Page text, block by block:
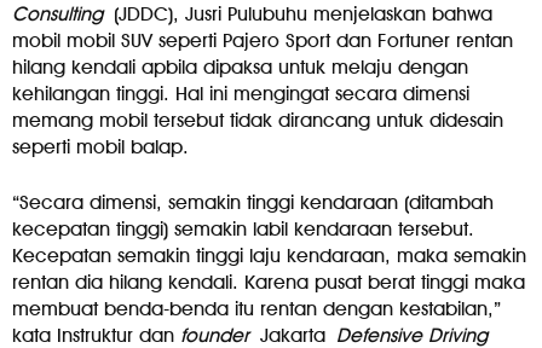
Consulting(JDDC), Jusri Pulubuhu menjelaskan bahwa
mobil mobil SUV seperti Pajero Sport dan Fortuner rentan
hilang kendali apbila dipaksa untuk melaju dengan
kehilangan tinggi. Hal ini mengingat secara dimensi
memang mobil tersebut tidak dirancang untuk didesain
seperti mobil balap.
“Secara dimensi, semakin tinggi kendaraan (ditambah
kecepatan tinggi) semakin labil kendaraan tersebut.
Kecepatan semakin tinggi laju kendaraan, maka semakin
rentan dia hilang kendali. Karena pusat berat tinggi maka
membuat benda-benda itu rentan dengan kestabilan,”
kata Instruktur dan founderJakarta Defensive Driving